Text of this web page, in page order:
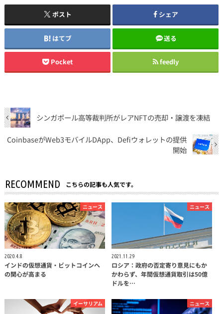
ポスト シェア
はてブ 送る
Pocket feedly
シンガポール高等裁判所がレアNFTの売却・譲渡を凍結
CoinbaseがWeb3モバイルDApp、Defiウォレットの提供
開始
RECOMMEND こちらの記事も人気です。
ニュース
2020.4.8
インドの仮想通貨・ビットコインへ
の関心が高まる
ニュース
2021.11.29
ロシア：政府の否定寄り意見にもか
かわらず、年間仮想通貨取引は50億
ドルを…
イーサリアム ニュース